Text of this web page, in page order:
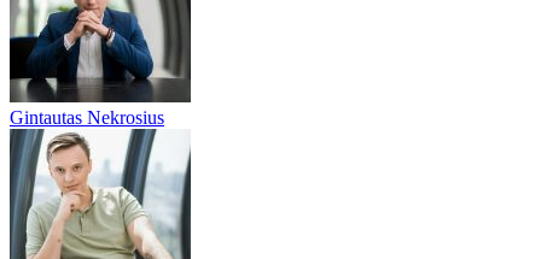
Gintautas Nekrosius